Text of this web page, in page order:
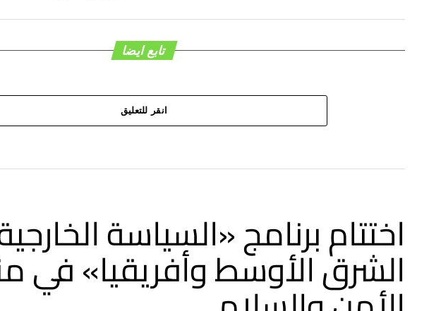
تابع ايضا
انقر للتعليق
اختتام برنامج «السياسة
الشرق الأوسط وأفريقيا» في